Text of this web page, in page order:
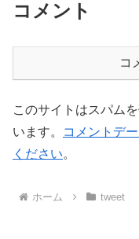
コメント
コ
このサイトはスパム
います。
コメントデ
ください。
ホーム tweet